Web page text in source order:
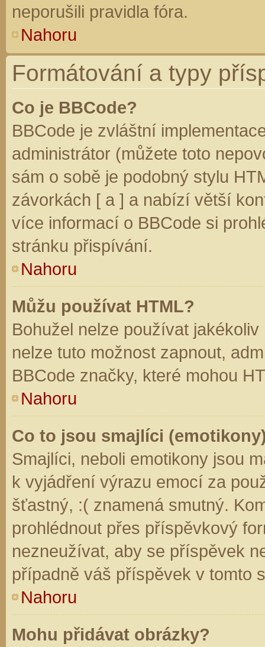
neporušili pravidla fóra.
Nahoru
Formátování a typy
Co je BBCode?
BBCode je zvláštní
administrátor (můžete toto
sám o sobě je podobný stylu
závorkách [ a ] a nabízí větší
více informací o BBCode si
stránku přispívání.
Nahoru
Můžu používat HTML?
Bohužel nelze používat
nelze tuto možnost zapnout,
BBCode značky, které mohou
Nahoru
Co to jsou smajlíci
Smajlíci, neboli emotikony jsou
k vyjádření výrazu emocí za
šťastný, :( znamená smutný.
prohlédnout přes příspěvkový
nezneužívat, aby se příspěvek
případně váš příspěvek v tomto
Nahoru
Mohu přidávat obrázky?